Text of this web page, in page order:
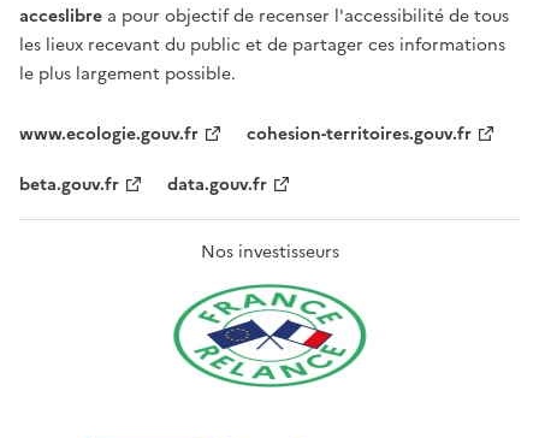
acceslibre a pour objectif de recenser l'accessibilité de tous
les lieux recevant du public et de partager ces informations
le plus largement possible.
www.ecologie.gouv.fr
cohesion-territoires.gouv.fr
beta.gouv.fr
data.gouv.fr
Nos investisseurs